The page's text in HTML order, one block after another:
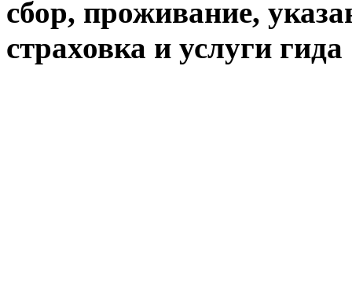
сбор, проживание,
страховка и услуги гида